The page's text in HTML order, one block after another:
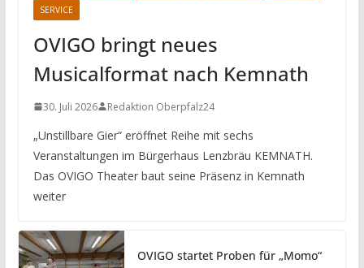
SERVICE
OVIGO bringt neues
Musicalformat nach Kemnath
30. Juli 2026 Redaktion Oberpfalz24
„Unstillbare Gier“ eröffnet Reihe mit sechs
Veranstaltungen im Bürgerhaus Lenzbräu KEMNATH.
Das OVIGO Theater baut seine Präsenz in Kemnath
weiter
OVIGO startet Proben für „Momo“